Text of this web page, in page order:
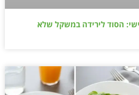
הסוד לירידה במשקל שלא